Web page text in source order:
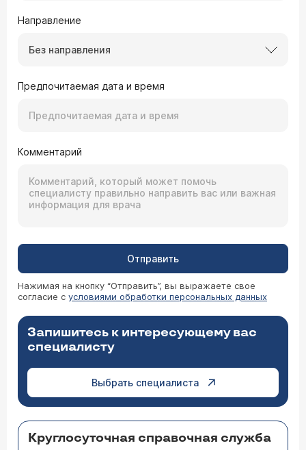
Направление
Без направления
Предпочитаемая дата и время
Комментарий
Отправить
Нажимая на кнопку “Отправить”, вы выражаете свое
согласие с условиями обработки персональных данных
Запишитесь к интересующему вас
специалисту
Выбрать специалиста
Круглосуточная справочная служба